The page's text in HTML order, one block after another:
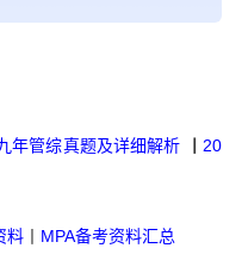
年管综真题及详细解析
20
料 MPA备考资料汇总